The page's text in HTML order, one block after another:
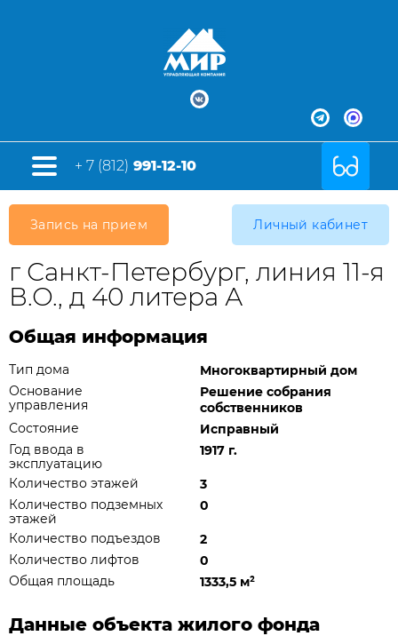
+ 7 (812) 991-12-10
Запись на прием Личный кабинет
г Санкт-Петербург, линия 11-я
В.О., д 40 литера А
Общая информация
Тип дома
Многоквартирный дом
Основание
управления
Решение собрания
собственников
Состояние
Исправный
Год ввода в
эксплуатацию
1917 г.
Количество этажей
3
Количество подземных
этажей
0
Количество подъездов
2
Количество лифтов
0
Общая площадь
1333,5 м²
Данные объекта жилого фонда